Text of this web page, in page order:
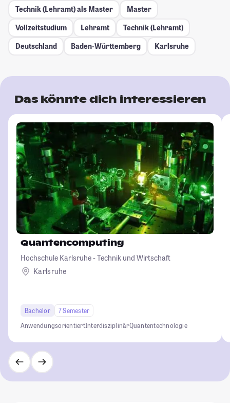
Technik (Lehramt) als Master
Master
Vollzeitstudium
Lehramt
Technik (Lehramt)
Deutschland
Baden-Württemberg Karlsruhe
Das könnte dich interessieren
Quantencomputing
Hochschule Karlsruhe - Technik und Wirtschaft
Karlsruhe
Bachelor
7 Semester
AnwendungsorientiertInterdisziplinärQuantentechnologie